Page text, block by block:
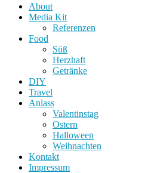
About
Media Kit
Referenzen
Food
Süß
Herzhaft
Getränke
DIY
Travel
Anlass
Valentinstag
Ostern
Halloween
Weihnachten
Kontakt
Impressum